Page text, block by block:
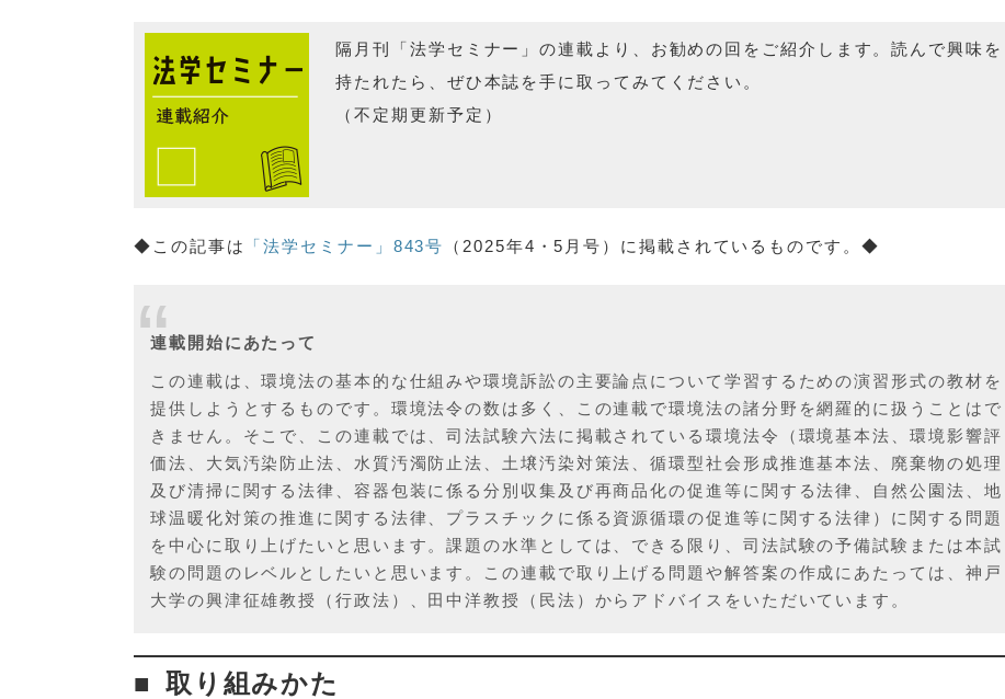
隔月刊「法学セミナー」の連載より、お勧めの回をご紹介します。読んで興味を
持たれたら、ぜひ本誌を手に取ってみてください。
（不定期更新予定）
◆この記事は 「法学セミナー」843号 （2025年4・5月号）に掲載されているものです。◆
連載開始にあたって
この連載は、環境法の基本的な仕組みや環境訴訟の主要論点について学習するための演習形式の教材を
提供しようとするものです。環境法令の数は多く、この連載で環境法の諸分野を網羅的に扱うことはで
きません。そこで、この連載では、司法試験六法に掲載されている環境法令（環境基本法、環境影響評
価法、大気汚染防止法、水質汚濁防止法、土壌汚染対策法、循環型社会形成推進基本法、廃棄物の処理
及び清掃に関する法律、容器包装に係る分別収集及び再商品化の促進等に関する法律、自然公園法、地
球温暖化対策の推進に関する法律、プラスチックに係る資源循環の促進等に関する法律）に関する問題
を中心に取り上げたいと思います。課題の水準としては、できる限り、司法試験の予備試験または本試
験の問題のレベルとしたいと思います。この連載で取り上げる問題や解答案の作成にあたっては、神戸
大学の興津征雄教授（行政法）、田中洋教授（民法）からアドバイスをいただいています。
取り組みかた